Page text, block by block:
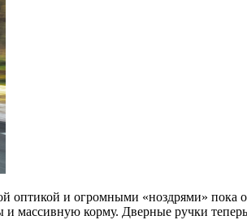
и огромными «ноздрями» пока
массивную корму. Дверные ручки